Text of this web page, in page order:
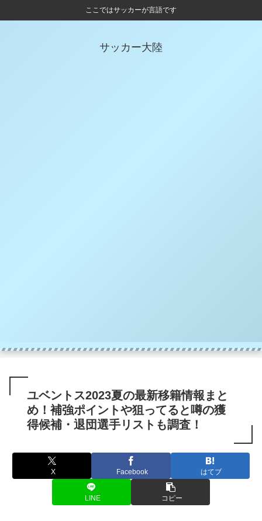
ここではサッカーが言語です
サッカー大陸
ユベントス2023夏の最新移籍情報まと
め！補強ポイントや狙ってると噂の獲
得候補・退団選手リストも調査！
X Facebook はてブ
LINE コピー